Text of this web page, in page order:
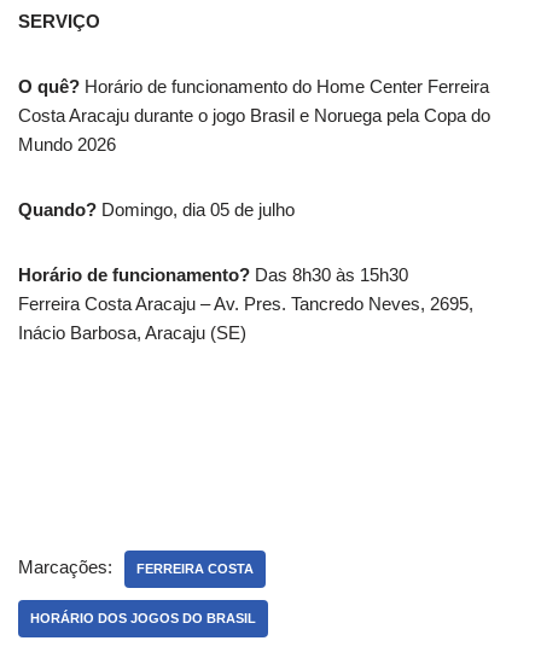
SERVIÇO
O quê? Horário de funcionamento do Home Center Ferreira
Costa Aracaju durante o jogo Brasil e Noruega pela Copa do
Mundo 2026
Quando? Domingo, dia 05 de julho
Horário de funcionamento? Das 8h30 às 15h30
Ferreira Costa Aracaju – Av. Pres. Tancredo Neves, 2695,
Inácio Barbosa, Aracaju (SE)
Marcações: FERREIRA COSTA
HORÁRIO DOS JOGOS DO BRASIL